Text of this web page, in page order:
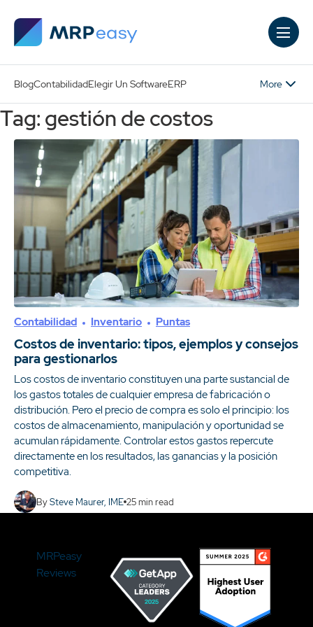
BlogContabilidadElegir Un SoftwareERP More
Tag: gestión de costos
Contabilidad Inventario Puntas
Costos de inventario: tipos, ejemplos y consejos
para gestionarlos
Los costos de inventario constituyen una parte sustancial de
los gastos totales de cualquier empresa de fabricación o
distribución. Pero el precio de compra es solo el principio: los
costos de almacenamiento, manipulación y oportunidad se
acumulan rápidamente. Controlar estos gastos repercute
directamente en los resultados, las ganancias y la posición
competitiva.
BySteve Maurer, IME 25min read
MRPeasy
Reviews